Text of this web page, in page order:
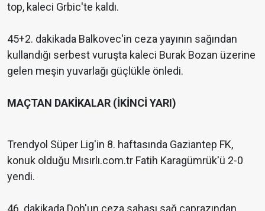
top, kaleci Grbic'te kaldı.
45+2. dakikada Balkovec'in ceza yayının sağından
kullandığı serbest vuruşta kaleci Burak Bozan üzerine
gelen meşin yuvarlağı güçlükle önledi.
MAÇTAN DAKİKALAR (İKİNCİ YARI)
Trendyol Süper Lig'in 8. haftasında Gaziantep FK,
konuk olduğu Mısırlı.com.tr Fatih Karagümrük'ü 2-0
yendi.
46. dakikada Doh'un ceza sahası sağ çaprazından